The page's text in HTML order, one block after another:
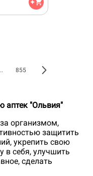
855
аптек "Ольвия"
организмом,
защитить
укрепить свою
в себя, улучшить
сделать